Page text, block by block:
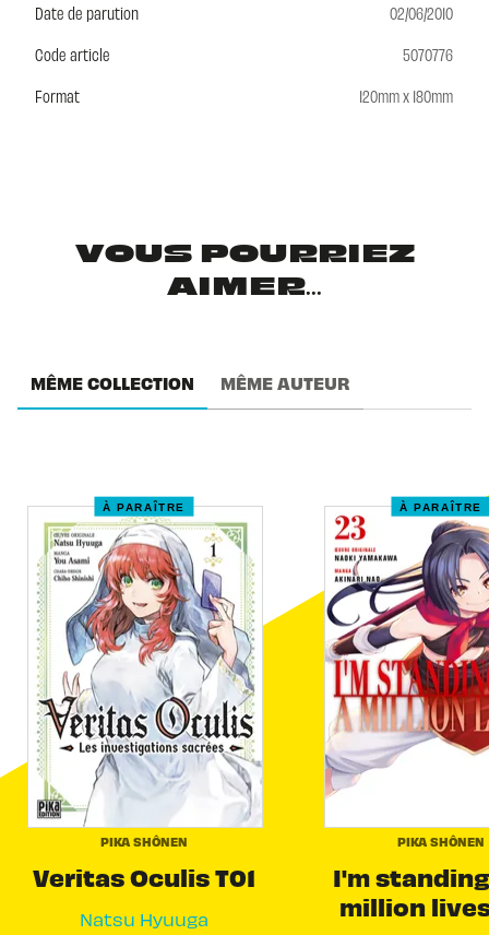
Date de parution
02/06/2010
Code article
5070776
Format
120mm x 180mm
VOUS POURRIEZ
AIMER...
MÊME COLLECTION MÊME AUTEUR
À PARAÎTRE
PIKA SHÔNEN
Veritas Oculis T01
Natsu Hyuuga
À PARAÎTRE
PIKA SHÔNEN
I'm
million